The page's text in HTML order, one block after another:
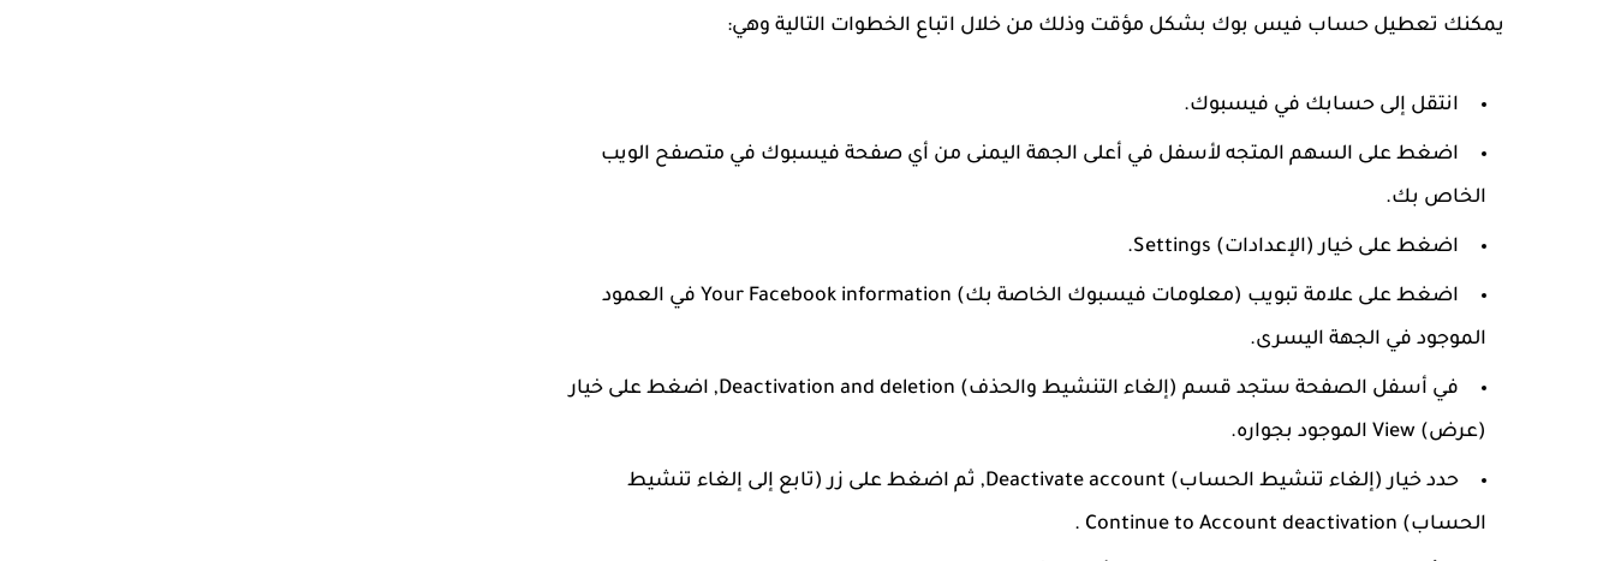
يمكنك تعطيل حساب فيس بوك بشكل مؤقت وذلك من خلال اتباع الخطوات التالية وهي:
انتقل إلى حسابك في فيسبوك.
اضغط على السهم المتجه لأسفل في أعلى الجهة اليمنى من أي صفحة فيسبوك في متصفح الويب
الخاص بك.
اضغط على خيار (الإعدادات) Settings.
اضغط على علامة تبويب (معلومات فيسبوك الخاصة بك) Your Facebook information في العمود
الموجود في الجهة اليسرى.
في أسفل الصفحة ستجد قسم (إلغاء التنشيط والحذف) Deactivation and deletion, اضغط على خيار
(عرض) View الموجود بجواره.
حدد خيار (إلغاء تنشيط الحساب) Deactivate account, ثم اضغط على زر (تابع إلى إلغاء تنشيط
الحساب) Continue to Account deactivation .